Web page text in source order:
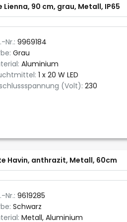
90 cm, grau, Metall, IP65
Nr.: 9969184
Grau
Aluminium
1 x 20 W LED
(Volt): 230
Havin, anthrazit, Metall, 60cm
Nr.: 9619285
Schwarz
Metall, Aluminium